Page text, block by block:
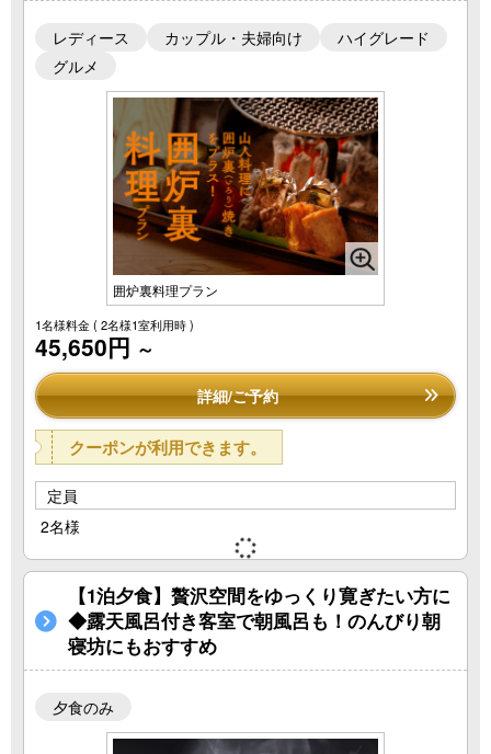
レディース カップル・夫婦向け
ハイグレード
グルメ
囲炉裏料理プラン
1名様料金( 2名様1室利用時 )
45,650円 ～
詳細/ご予約
クーポンが利用できます。
定員
2名様
【1泊夕食】贅沢空間をゆっくり寛ぎたい方に
◆露天風呂付き客室で朝風呂も！のんびり朝
寝坊にもおすすめ
夕食のみ